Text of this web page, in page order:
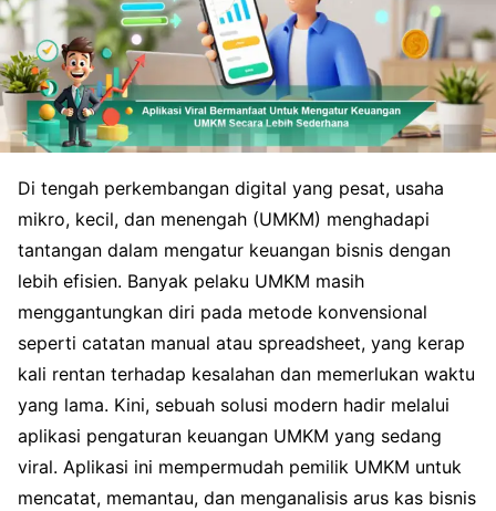
Di tengah perkembangan digital yang pesat, usaha
mikro, kecil, dan menengah (UMKM) menghadapi
tantangan dalam mengatur keuangan bisnis dengan
lebih efisien. Banyak pelaku UMKM masih
menggantungkan diri pada metode konvensional
seperti catatan manual atau spreadsheet, yang kerap
kali rentan terhadap kesalahan dan memerlukan waktu
yang lama. Kini, sebuah solusi modern hadir melalui
aplikasi pengaturan keuangan UMKM yang sedang
viral. Aplikasi ini mempermudah pemilik UMKM untuk
mencatat, memantau, dan menganalisis arus kas bisnis